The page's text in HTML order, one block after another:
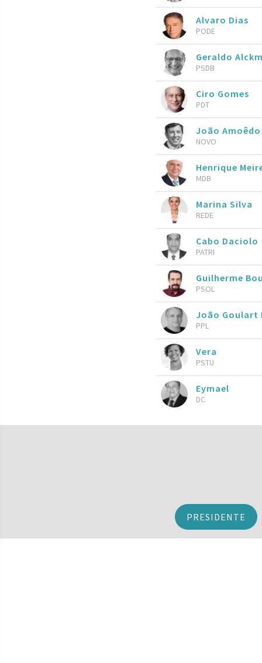
Alvaro Dias
PODE
Geraldo
PSDB
Ciro Gomes
PDT
João Amoêdo
NOVO
Henrique
MDB
Marina Silva
REDE
Cabo Daciolo
PATRI
Guilherme
PSOL
João Goulart
PPL
Vera
PSTU
Eymael
DC
PRESIDENTE